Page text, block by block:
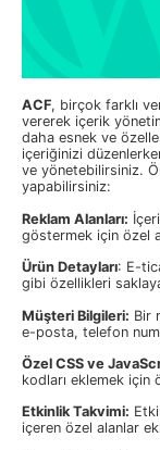
ACF, birçok farklı
vererek içerik
daha esnek ve
içeriğinizi
ve yönetebilirsiniz.
yapabilirsiniz:
Reklam Alanları:
göstermek için özel
Ürün Detayları: E-
gibi özellikleri
Müşteri Bilgileri: Bir
e-posta, telefon
Özel CSS ve
kodları eklemek için
Etkinlik Takvimi:
içeren özel alanlar